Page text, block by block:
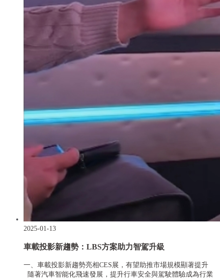
2025-01-13
車載投影新趨勢：LBS方案助力智駕升級
一、車載投影新趨勢亮相CES展，有望助推市場規模顯著提升
隨著汽車智能化飛速發展，提升行車安全與駕駛體驗成為行業